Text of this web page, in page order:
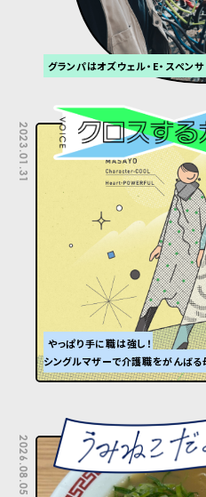
グランパはオズウェル・E・スペン
2023.01.31
やっぱり手に職は強し！
シングルマザーで介護職をがんば
2026.08.05